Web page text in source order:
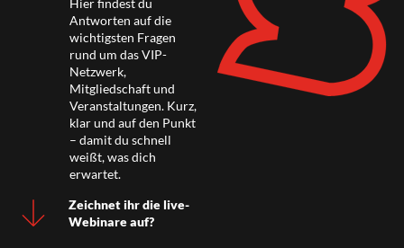
Hier findest du
Antworten auf die
wichtigsten Fragen
rund um das VIP-
Netzwerk,
Mitgliedschaft und
Veranstaltungen. Kurz,
klar und auf den Punkt
– damit du schnell
weißt, was dich
erwartet.
Zeichnet ihr die live-
Webinare auf?